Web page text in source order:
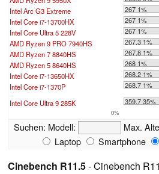
Intel Arc G3 Extreme
267 1%
Intel Core i7-13700HX
267 1%
Intel Core Ultra 5 228V
267 1%
AMD Ryzen 9 PRO 7940HS
267.3 1%
AMD Ryzen 7 8840HS
267.8 1%
AMD Ryzen 5 8640HS
268 1%
Intel Core i7-13650HX
268.2 1%
Intel Core i7-1370P
268.7 1%
Intel Core Ultra 9 285K 359.7 35%
0%
Suchen: Modell: Max.
Laptop
Smartphone
Cinebench R11.5- Cinebench